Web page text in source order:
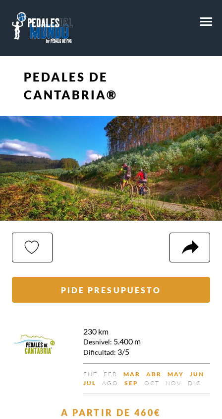
PEDALES DE
CANTABRIA®
MI
SELECCIÓN
PIDE PRESUPUESTO
230 km
Desnivel: 5.400 m
Dificultad: 3/5
ENE
NO
FEB
NO
MAR
DISPONIBLE
ABR
DISPONIBLE
MAY
JUN
JUL
AGO
SEP
OCT
NOV
DIC
A PARTIR DE460€